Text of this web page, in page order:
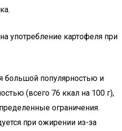
употребление картофеля при
большой популярностью и
(всего 76 ккал на 100 г),
ограничения.
при ожирении из-за